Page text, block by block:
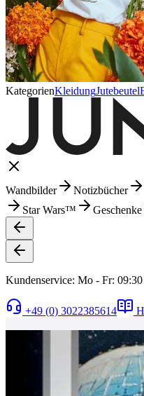
KategorienKleidungJutebeutel
Wandbilder Notizbücher
Star Wars™
Geschenke
Kundenservice: Mo - Fr:
+49 (0) 3022385614